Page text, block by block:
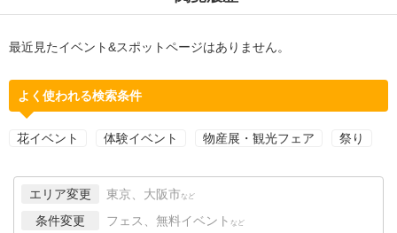
最近見たイベント&スポットページはありません。
よく使われる検索条件
花イベント 体験イベント 物産展・観光フェア 祭り
エリア変更 東京、大阪市 など
条件変更 フェス、無料イベント など